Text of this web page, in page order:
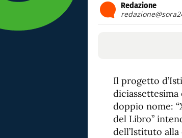
Redazione
Il progetto
diciassettesima
doppio nome:
del Libro”
dell’Istituto